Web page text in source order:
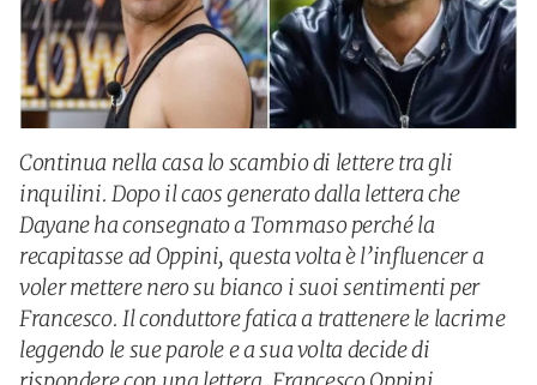
Continua nella casa lo scambio di lettere tra gli
inquilini. Dopo il caos generato dalla lettera che
Dayane ha consegnato a Tommaso perché la
recapitasse ad Oppini, questa volta è l’influencer a
voler mettere nero su bianco i suoi sentimenti per
Francesco. Il conduttore fatica a trattenere le lacrime
leggendo le sue parole e a sua volta decide di